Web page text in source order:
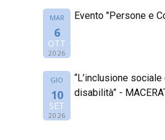
MAR
6
OTT
2026
Evento "Persone e
GIO
10
SET
2026
“L’inclusione
disabilità” -